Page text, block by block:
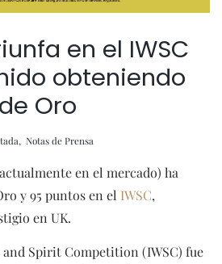
en el IWSC
obteniendo
Oro
Notas de Prensa
en el mercado) ha
y 95 puntos en el IWSC,
en UK.
Spirit Competition (IWSC) fue